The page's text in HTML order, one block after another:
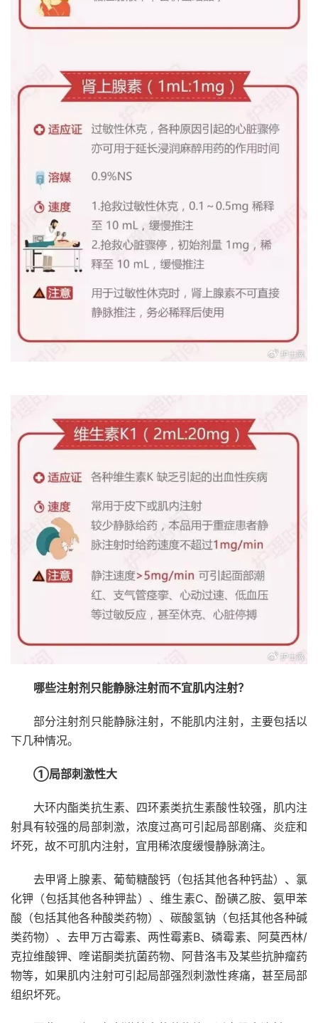
哪些注射剂只能静脉注射而不宜肌内注射？
部分注射剂只能静脉注射，不能肌内注射，主要包括以
下几种情况。
①局部刺激性大
大环内酯类抗生素、四环素类抗生素酸性较强，肌内注
射具有较强的局部刺激，浓度过髙可引起局部剧痛、炎症和
坏死，故不可肌内注射，宜用稀浓度缓慢静脉滴注。
去甲肾上腺素、葡萄糖酸钙（包括其他各种钙盐）、氯
化钾（包括其他各种钾盐）、维生素C、酚磺乙胺、氨甲苯
酸（包括其他各种酸类药物）、碳酸氢钠（包括其他各种碱
类药物）、去甲万古霉素、 两性霉素B、磷霉素、阿莫西林/
克拉维酸钾、喹诺酮类抗菌药物、阿昔洛韦及某些抗肿瘤药
物等，如果肌内注射可引起局部强烈刺激性疼痛，甚至局部
组织坏死。